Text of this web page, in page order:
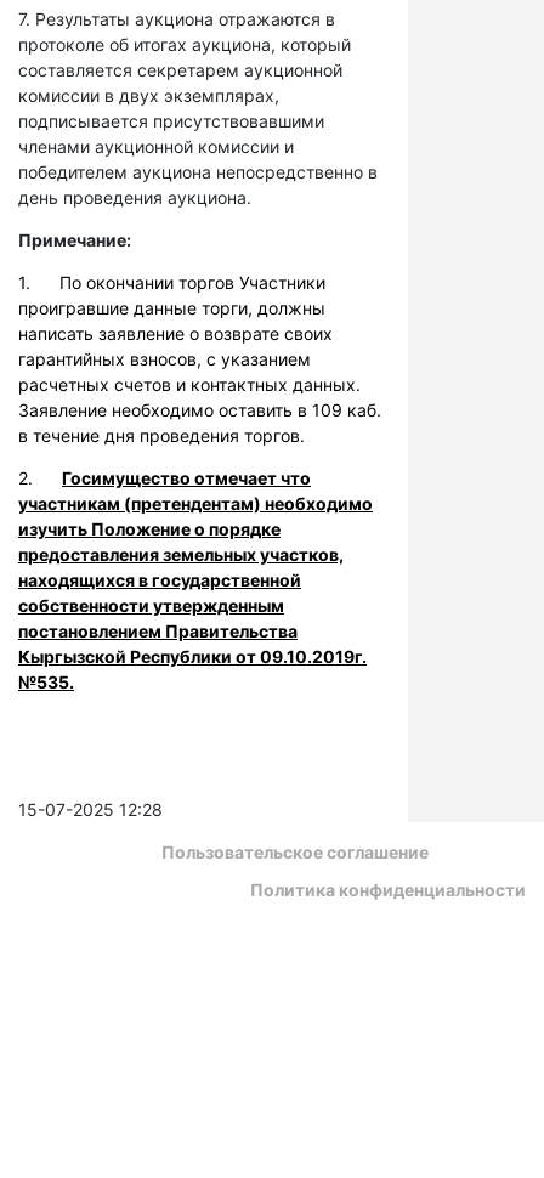
7. Результаты аукциона отражаются в
протоколе об итогах аукциона, который
составляется секретарем аукционной
комиссии в двух экземплярах,
подписывается присутствовавшими
членами аукционной комиссии и
победителем аукциона непосредственно в
день проведения аукциона.
Примечание:
1. По окончании торгов Участники
проигравшие данные торги, должны
написать заявление о возврате своих
гарантийных взносов, с указанием
расчетных счетов и контактных данных.
Заявление необходимо оставить в 109 каб.
в течение дня проведения торгов.
2. Госимущество отмечает что
участникам (претендентам) необходимо
изучить Положение о порядке
предоставления земельных участков,
находящихся в государственной
собственности утвержденным
постановлением Правительства
Кыргызской Республики от 09.10.2019г.
№535.
15-07-2025 12:28
Пользовательское соглашение
Политика конфиденциальности